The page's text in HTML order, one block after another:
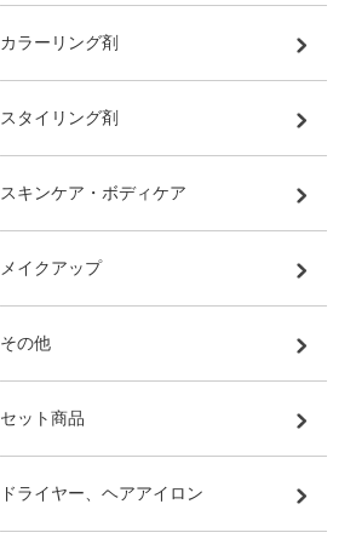
カラーリング剤
スタイリング剤
スキンケア・ボディケア
メイクアップ
その他
セット商品
ドライヤー、ヘアアイロン